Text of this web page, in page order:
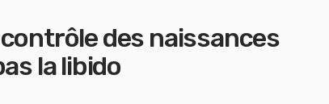
des naissances
la libido